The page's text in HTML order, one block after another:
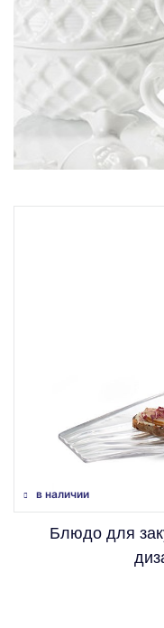
в наличии
Блюдо для